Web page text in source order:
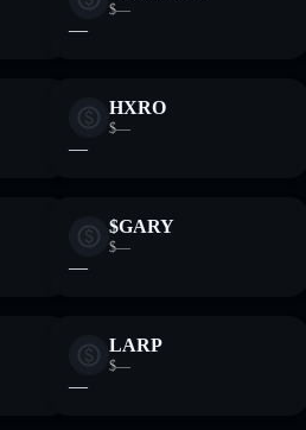
$—
—
HXRO
$—
—
$GARY
$—
—
LARP
$—
—